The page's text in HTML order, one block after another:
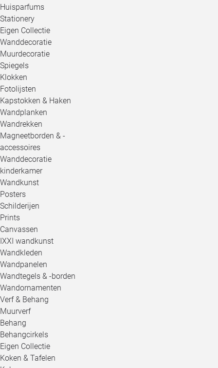
Huisparfums
Stationery
Eigen Collectie
Wanddecoratie
Muurdecoratie
Spiegels
Klokken
Fotolijsten
Kapstokken & Haken
Wandplanken
Wandrekken
Magneetborden & -
accessoires
Wanddecoratie
kinderkamer
Wandkunst
Posters
Schilderijen
Prints
Canvassen
IXXI wandkunst
Wandkleden
Wandpanelen
Wandtegels & -borden
Wandornamenten
Verf & Behang
Muurverf
Behang
Behangcirkels
Eigen Collectie
Koken & Tafelen